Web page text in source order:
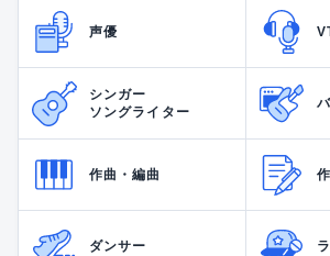
声優
シンガー
ソングライター
作曲・編曲
ダンサー